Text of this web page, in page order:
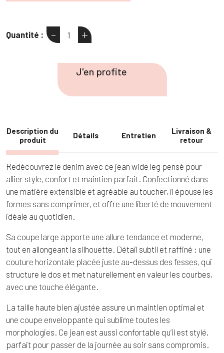
Quantité :
quantité
- +
J'en profite
Description du
produit
Détails Entretien
Livraison &
retour
Redécouvrez le denim avec ce jean wide leg pensé pour
allier style, confort et maintien parfait. Confectionné dans
une matière extensible et agréable au toucher, il épouse les
formes sans comprimer, et offre une liberté de mouvement
idéale au quotidien.
Sa coupe large apporte une allure tendance et moderne,
tout en allongeant la silhouette. Détail subtil et raffiné : une
couture horizontale placée juste au-dessus des fesses, qui
structure le dos et met naturellement en valeur les courbes,
avec une touche élégante.
La taille haute bien ajustée assure un maintien optimal et
une coupe enveloppante qui sublime toutes les
morphologies. Ce jean est aussi confortable qu’il est stylé,
parfait pour passer de la journée au soir sans compromis.